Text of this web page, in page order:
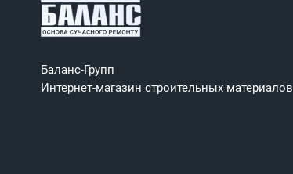
Баланс-Групп
Интернет-магазин строительных материалов